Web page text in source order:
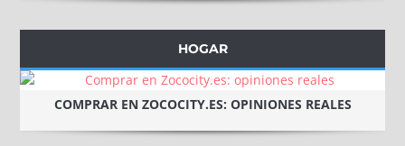
HOGAR
COMPRAR EN ZOCOCITY.ES: OPINIONES REALES